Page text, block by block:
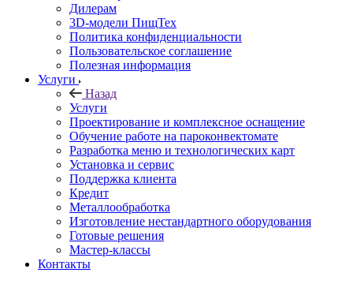
Дилерам
3D-модели ПищТех
Политика конфиденциальности
Пользовательское соглашение
Полезная информация
Услуги
Назад
Услуги
Проектирование и комплексное оснащение
Обучение работе на пароконвектомате
Разработка меню и технологических карт
Установка и сервис
Поддержка клиента
Кредит
Металлообработка
Изготовление нестандартного оборудования
Готовые решения
Мастер-классы
Контакты